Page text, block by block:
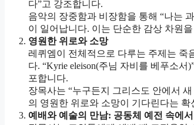
다”고 강조합니다.
음악의 장중함과 비장함을 통해 “나는
이 일어납니다. 이는 단순한 감상 차원
영원한 위로와 소망
레퀴엠이 전체적으로 다루는 주제는 죽
다. “Kyrie eleison(주님 자비를 베푸소
포합니다.
장목사는 “누구든지 그리스도 안에서
의 영원한 위로와 소망이 기다린다는
예배와 예술의 만남: 공동체 예전 속에